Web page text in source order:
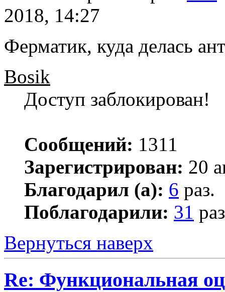
2018, 14:27
Ферматик, куда делась
Bosik
Доступ заблокирован!
Сообщений: 1311
Зарегистрирован: 20
Благодарил (а): 6 раз.
Поблагодарили: 31
Вернуться наверх
Re: Функциональная